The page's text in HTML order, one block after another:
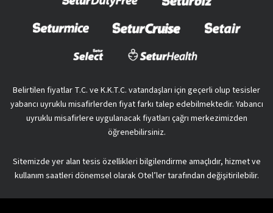
Belirtilen fiyatlar T.C. ve K.K.T.C. vatandaşları için geçerli olup tesisler
yabancı uyruklu misafirlerden fiyat farkı talep edebilmektedir. Yabancı
uyruklu misafirlere uygulanacak fiyatları çağrı merkezimizden
öğrenebilirsiniz.
Sitemizde yer alan tesis özellikleri bilgilendirme amaçlıdır, hizmet ve
kullanım saatleri dönemsel olarak Otel’ler tarafından değişitirilebilir.